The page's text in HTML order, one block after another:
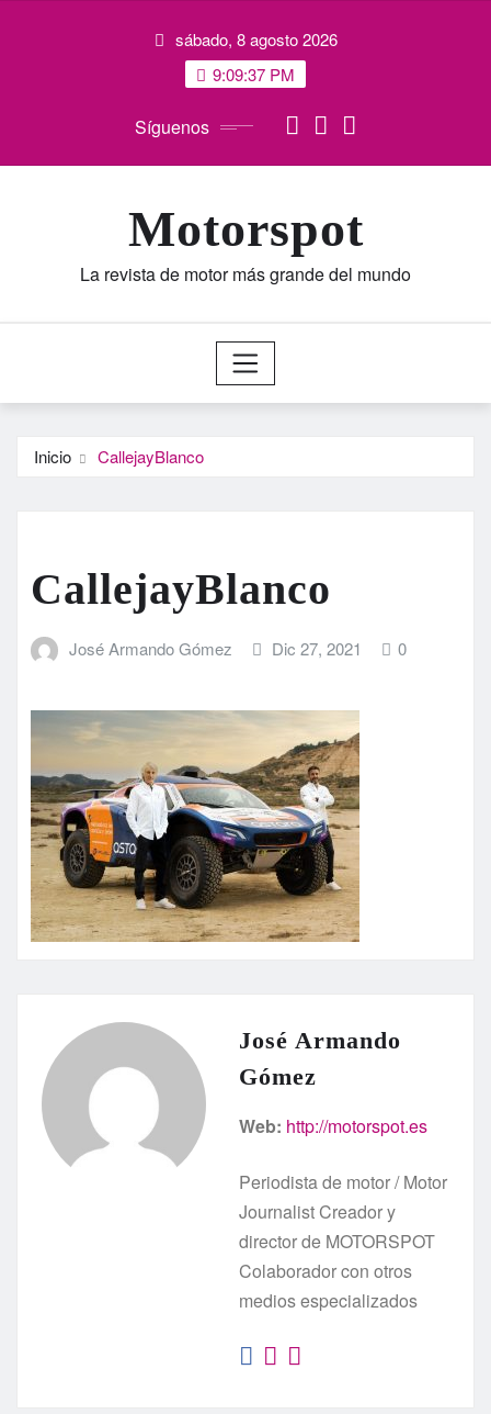
sábado, 8 agosto 2026
9:09:38 PM
Síguenos
Motorspot
La revista de motor más grande del mundo
Inicio CallejayBlanco
CallejayBlanco
José Armando Gómez Dic 27, 2021 0
José Armando
Gómez
Web: http://motorspot.es
Periodista de motor / Motor
Journalist Creador y
director de MOTORSPOT
Colaborador con otros
medios especializados